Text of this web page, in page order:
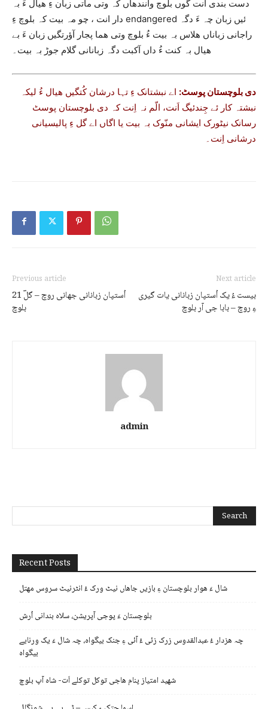
دست بندی انت گوں بلوچ وانندھاں کہ وتی ماتی زبان ءِ ھیال ءَ بہ
دار انت ، چو مہ بیت کہ بلوچ ءِ endangered ئیں زبان چہ ءَ دگہ
راجانی زباناں ھلاس بہ بیت ءُ بلوچ وتی ھما پجار آؤرتگیں زبان ءَ بے
ھیال بہ کنت ءُ داں آکبت دگہ زبانانی گلام جوڑ بہ بیت۔
دی بلوچستان پوسٹ: اے نبشتانک ءِ تہا درشان کُتگیں ھیال ءُ لیکہ
نبشتہ کار ئے جِندئیگ اَنت، الّم نہ اِنت کہ دی بلوچستان پوسٹ
رسانک نیٹورک ایشانی منّوک بہ بیت یا اگاں اے گل ءِ پالیسیانی
درشانی اِنت۔
Previous article
21 اُستپان زبانانی جھانی روچ – گلؔ
بلوچ
Next article
بیست ءُ یک اُستپان زبانانی یات گیری
ءِ روچ – بابا جی آر بلوچ
admin
Recent Posts
شال ءَ ھوار بلوچستان ءِ بازیں جاھاں نیٹ ورک ءُ انٹرنیٹ سروس مھتل
بلوچستان ءَ پوجی آپریشن، سلاہ بندانی اُرش
چہ ھزدار ءُ عبدالقدوس زرک زئی ءُ آئی ءِ جنک بیگواہ، چہ شال ءَ یک ورنایے
بیگواہ
شھید امتیاز پنام ھاجی توکل توکلے اَت- شاہ آپ بلوچ